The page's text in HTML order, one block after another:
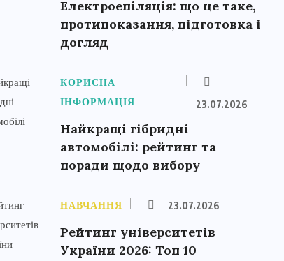
Електроепіляція: що це таке,
протипоказання, підготовка і
догляд
КОРИСНА
ІНФОРМАЦІЯ
23.07.2026
Найкращі гібридні
автомобілі: рейтинг та
поради щодо вибору
НАВЧАННЯ 23.07.2026
Рейтинг університетів
України 2026: Топ 10